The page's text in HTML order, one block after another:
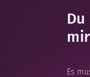
Du
Es